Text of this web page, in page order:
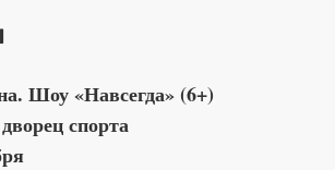
Шоу «Навсегда» (6+)
спорта